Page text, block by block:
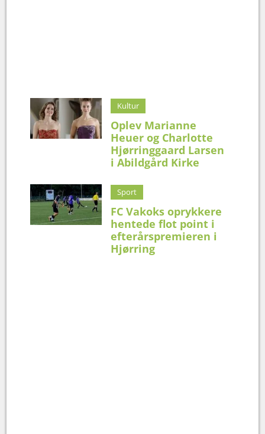
Kultur
Oplev Marianne
Heuer og Charlotte
Hjørringgaard Larsen
i Abildgård Kirke
Sport
FC Vakoks oprykkere
hentede flot point i
efterårspremieren i
Hjørring